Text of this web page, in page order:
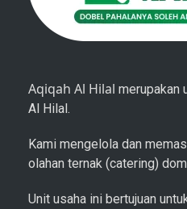
Aqiqah Al Hilal merupakan
Al Hilal.
Kami mengelola dan
olahan ternak (catering)
Unit usaha ini bertujuan